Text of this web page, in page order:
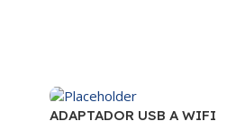
ADAPTADOR USB A WIFI